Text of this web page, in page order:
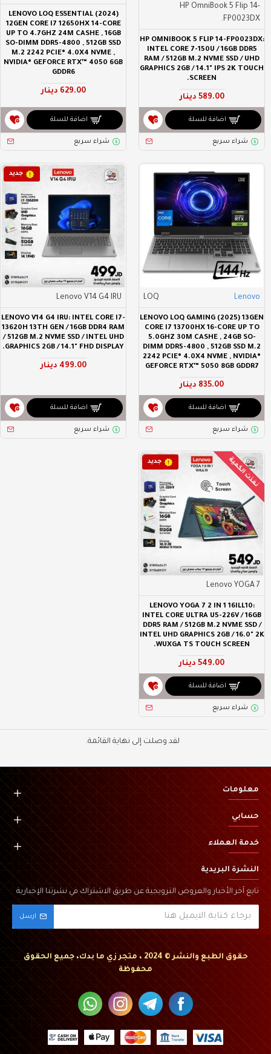
HP OmniBook 5 Flip 14-
FP0023DX.
HP OMNIBOOK 5 FLIP 14-FP0023DX:
INTEL CORE 7-150U / 16GB DDR5
RAM / 512GB M.2 NVME SSD / UHD
GRAPHICS 2GB / 14.1" IPS 2K TOUCH
SCREEN.
589.00 دينار
اضافة للسلة
شراء سريع
LENOVO LOQ ESSENTIAL (2024)
12GEN CORE I7 12650HX 14-CORE
UP TO 4.7GHZ 24M CASHE , 16GB
SO-DIMM DDR5-4800 , 512GB SSD
M.2 2242 PCIE® 4.0X4 NVME ,
NVIDIA® GEFORCE RTX™ 4050 6GB
GDDR6
629.00 دينار
اضافة للسلة
شراء سريع
Lenovo
LOQ
LENOVO LOQ GAMING (2025) 13GEN
CORE I7 13700HX 16-CORE UP TO
5.0GHZ 30M CASHE , 24GB SO-
DIMM DDR5-4800 , 512GB SSD M.2
2242 PCIE® 4.0X4 NVME , NVIDIA®
GEFORCE RTX™ 5050 8GB GDDR7
835.00 دينار
اضافة للسلة
شراء سريع
جديد
Lenovo V14 G4 IRU
LENOVO V14 G4 IRU: INTEL CORE I7-
13620H 13TH GEN / 16GB DDR4 RAM
/ 512GB M.2 NVME SSD / INTEL UHD
GRAPHICS 2GB / 14.1" FHD DISPLAY.
499.00 دينار
اضافة للسلة
شراء سريع
جديد نفذت الكمية
Lenovo YOGA 7
LENOVO YOGA 7 2 IN 1 16ILL10:
INTEL CORE ULTRA U5-226V / 16GB
DDR5 RAM / 512GB M.2 NVME SSD /
INTEL UHD GRAPHICS 2GB / 16.0" 2K
WUXGA TS TOUCH SCREEN.
549.00 دينار
اضافة للسلة
شراء سريع
لقد وصلت إلى نهاية القائمة.
معلومات
حسابي
خدمة العملاء
النشرة البريدية
تابع آخر الأخبار والعروض الترويجية عن طريق الاشتراك في نشرتنا الإخبارية
ارسل
حقوق الطبع والنشر © 2024 ، متجر زي ما بدك، جميع الحقوق
محفوظة